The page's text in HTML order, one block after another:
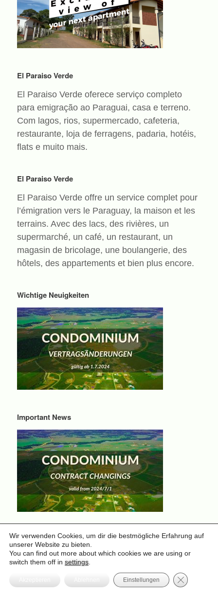
El Paraiso Verde
El Paraiso Verde oferece serviço completo
para emigração ao Paraguai, casa e terreno.
Com lagos, rios, supermercado, cafeteria,
restaurante, loja de ferragens, padaria, hotéis,
flats e muito mais.
El Paraiso Verde
El Paraiso Verde offre un service complet pour
l’émigration vers le Paraguay, la maison et les
terrains. Avec des lacs, des rivières, un
supermarché, un café, un restaurant, un
magasin de bricolage, une boulangerie, des
hôtels, des appartements et bien plus encore.
Wichtige Neuigkeiten
Important News
Video – Mit Sicherheit ins Glück
Wir verwenden Cookies, um dir die bestmögliche Erfahrung auf
unserer Website zu bieten.
You can find out more about which cookies we are using or
switch them off in settings
Einstellungen GDPR